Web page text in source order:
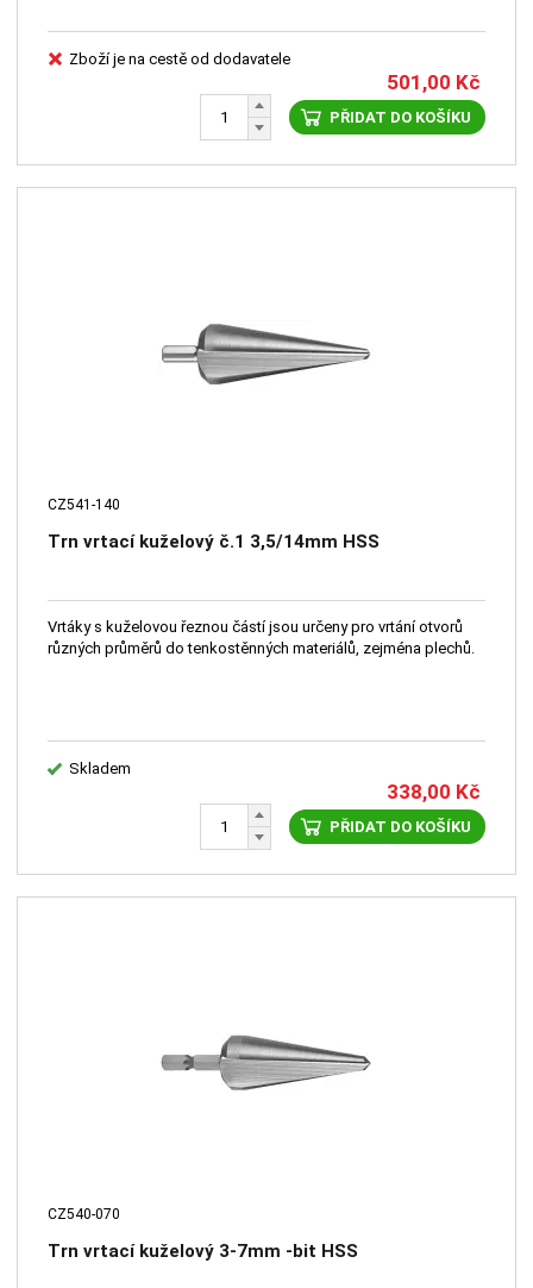
Zboží je na cestě od dodavatele
501,00 Kč
PŘIDAT DO KOŠÍKU
CZ541-140
Trn vrtací kuželový č.1 3,5/14mm HSS
Vrtáky s kuželovou řeznou částí jsou určeny pro vrtání otvorů
různých průměrů do tenkostěnných materiálů, zejména plechů.
Skladem
338,00 Kč
PŘIDAT DO KOŠÍKU
CZ540-070
Trn vrtací kuželový 3-7mm -bit HSS